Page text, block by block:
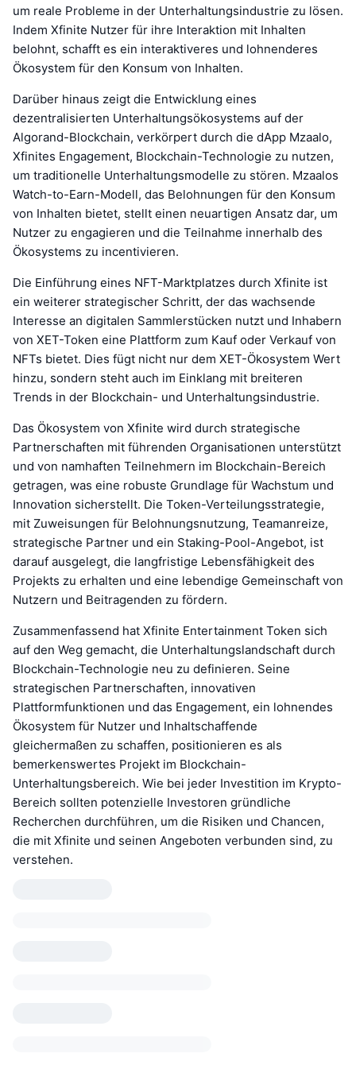
um reale Probleme in der Unterhaltungsindustrie zu lösen.
Indem Xfinite Nutzer für ihre Interaktion mit Inhalten
belohnt, schafft es ein interaktiveres und lohnenderes
Ökosystem für den Konsum von Inhalten.
Darüber hinaus zeigt die Entwicklung eines
dezentralisierten Unterhaltungsökosystems auf der
Algorand-Blockchain, verkörpert durch die dApp Mzaalo,
Xfinites Engagement, Blockchain-Technologie zu nutzen,
um traditionelle Unterhaltungsmodelle zu stören. Mzaalos
Watch-to-Earn-Modell, das Belohnungen für den Konsum
von Inhalten bietet, stellt einen neuartigen Ansatz dar, um
Nutzer zu engagieren und die Teilnahme innerhalb des
Ökosystems zu incentivieren.
Die Einführung eines NFT-Marktplatzes durch Xfinite ist
ein weiterer strategischer Schritt, der das wachsende
Interesse an digitalen Sammlerstücken nutzt und Inhabern
von XET-Token eine Plattform zum Kauf oder Verkauf von
NFTs bietet. Dies fügt nicht nur dem XET-Ökosystem Wert
hinzu, sondern steht auch im Einklang mit breiteren
Trends in der Blockchain- und Unterhaltungsindustrie.
Das Ökosystem von Xfinite wird durch strategische
Partnerschaften mit führenden Organisationen unterstützt
und von namhaften Teilnehmern im Blockchain-Bereich
getragen, was eine robuste Grundlage für Wachstum und
Innovation sicherstellt. Die Token-Verteilungsstrategie,
mit Zuweisungen für Belohnungsnutzung, Teamanreize,
strategische Partner und ein Staking-Pool-Angebot, ist
darauf ausgelegt, die langfristige Lebensfähigkeit des
Projekts zu erhalten und eine lebendige Gemeinschaft von
Nutzern und Beitragenden zu fördern.
Zusammenfassend hat Xfinite Entertainment Token sich
auf den Weg gemacht, die Unterhaltungslandschaft durch
Blockchain-Technologie neu zu definieren. Seine
strategischen Partnerschaften, innovativen
Plattformfunktionen und das Engagement, ein lohnendes
Ökosystem für Nutzer und Inhaltschaffende
gleichermaßen zu schaffen, positionieren es als
bemerkenswertes Projekt im Blockchain-
Unterhaltungsbereich. Wie bei jeder Investition im Krypto-
Bereich sollten potenzielle Investoren gründliche
Recherchen durchführen, um die Risiken und Chancen,
die mit Xfinite und seinen Angeboten verbunden sind, zu
verstehen.